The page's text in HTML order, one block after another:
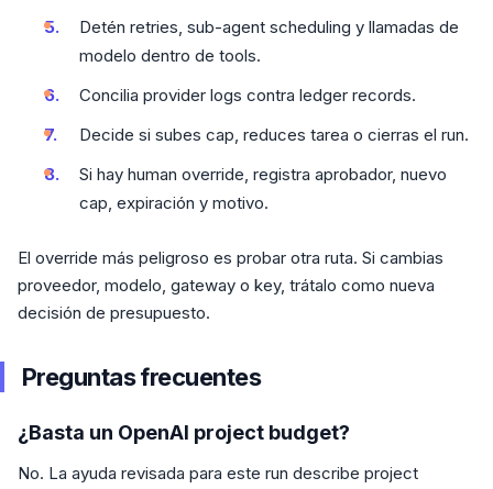
Detén retries, sub-agent scheduling y llamadas de
modelo dentro de tools.
Concilia provider logs contra ledger records.
Decide si subes cap, reduces tarea o cierras el run.
Si hay human override, registra aprobador, nuevo
cap, expiración y motivo.
El override más peligroso es probar otra ruta. Si cambias
proveedor, modelo, gateway o key, trátalo como nueva
decisión de presupuesto.
Preguntas frecuentes
¿Basta un OpenAI project budget?
No. La ayuda revisada para este run describe project